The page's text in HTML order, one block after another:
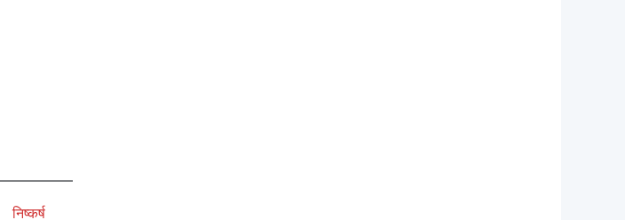
निष्कर्ष